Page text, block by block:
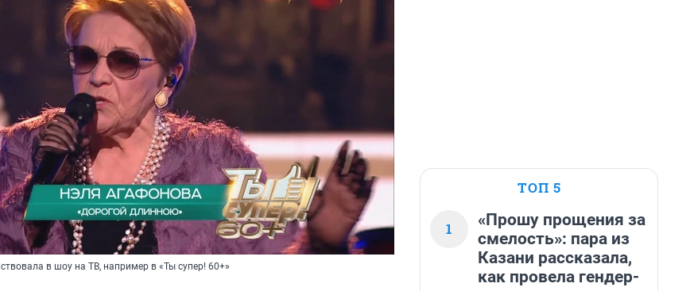
в шоу на ТВ, например в «Ты супер! 60+»
ТОП 5
1
«Прошу прощения за
смелость»: пара из
Казани рассказала,
как провела гендер-